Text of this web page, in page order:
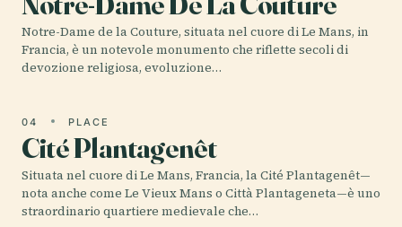
Notre-Dame de la Couture, situata nel cuore di Le Mans, in
Francia, è un notevole monumento che riflette secoli di
devozione religiosa, evoluzione…
04 PLACE
Cité Plantagenêt
Situata nel cuore di Le Mans, Francia, la Cité Plantagenêt—
nota anche come Le Vieux Mans o Città Plantageneta—è uno
straordinario quartiere medievale che…